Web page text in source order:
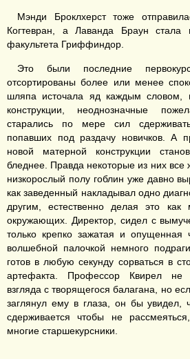
Мэнди Броклхерст тоже
Когтевран, а Лаванда Браун
факультета Гриффиндор.
Это были последние
отсортированы более или менее
шляпа источала яд каждым словом,
конструкции, неоднозначные
старались по мере сил
попавших под раздачу новичков. А
новой матерной конструкции
бледнее. Правда некоторые из них все
низкорослый полу гоблин уже давно
как заведенный накладывал одно
другим, естественно делая это
окружающих. Директор, сидел с
только крепко зажатая и опущенная
волшебной палочкой немного
готов в любую секунду сорваться в
артефакта. Профессор Квирел не
взгляда с творящегося балагана, но
заглянул ему в глаза, он бы увидел,
сдерживается чтобы не
многие старшекурсники.